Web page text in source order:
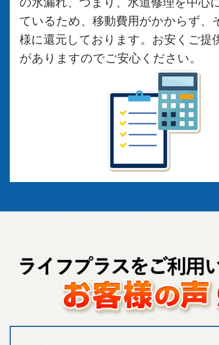
ているため、移動費用がかからず、
様に還元しております。お安くご提
がありますのでご安心ください。